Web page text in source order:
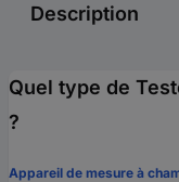
Description
Quel type de
?
Appareil de mesure à